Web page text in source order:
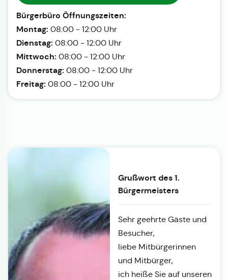
Bürgerbüro Öffnungszeiten:
Montag: 08:00 - 12:00 Uhr
Dienstag: 08:00 - 12:00 Uhr
Mittwoch: 08:00 - 12:00 Uhr
Donnerstag: 08:00 - 12:00 Uhr
Freitag: 08:00 - 12:00 Uhr
Grußwort des 1.
Bürgermeisters
Sehr geehrte Gäste und
Besucher,
liebe Mitbürgerinnen
und Mitbürger,
ich heiße Sie auf unseren